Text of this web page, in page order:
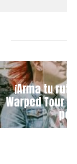
del Vans